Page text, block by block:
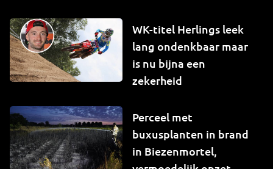
WK-titel Herlings leek
lang ondenkbaar maar
is nu bijna een
zekerheid
Perceel met
buxusplanten in brand
in Biezenmortel,